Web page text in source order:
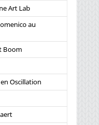
Art Lab
au
Boom
Oscillation